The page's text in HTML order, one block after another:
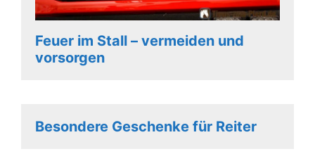
Feuer im Stall – vermeiden und
vorsorgen
Besondere Geschenke für Reiter